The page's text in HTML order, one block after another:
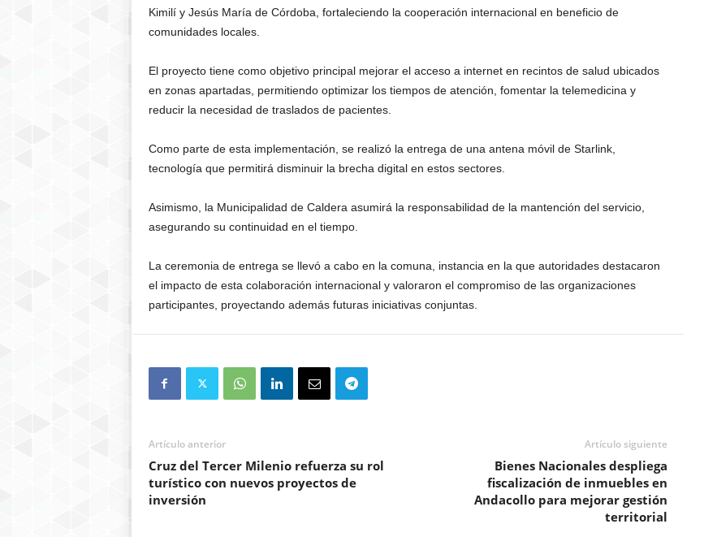
Kimilí y Jesús María de Córdoba, fortaleciendo la cooperación internacional en beneficio de
comunidades locales.
El proyecto tiene como objetivo principal mejorar el acceso a internet en recintos de salud ubicados
en zonas apartadas, permitiendo optimizar los tiempos de atención, fomentar la telemedicina y
reducir la necesidad de traslados de pacientes.
Como parte de esta implementación, se realizó la entrega de una antena móvil de Starlink,
tecnología que permitirá disminuir la brecha digital en estos sectores.
Asimismo, la Municipalidad de Caldera asumirá la responsabilidad de la mantención del servicio,
asegurando su continuidad en el tiempo.
La ceremonia de entrega se llevó a cabo en la comuna, instancia en la que autoridades destacaron
el impacto de esta colaboración internacional y valoraron el compromiso de las organizaciones
participantes, proyectando además futuras iniciativas conjuntas.
Artículo anterior
Cruz del Tercer Milenio refuerza su rol
turístico con nuevos proyectos de
inversión
Artículo siguiente
Bienes Nacionales despliega
fiscalización de inmuebles en
Andacollo para mejorar gestión
territorial